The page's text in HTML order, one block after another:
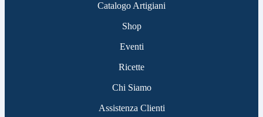
Catalogo Artigiani
Shop
Eventi
Ricette
Chi Siamo
Assistenza Clienti